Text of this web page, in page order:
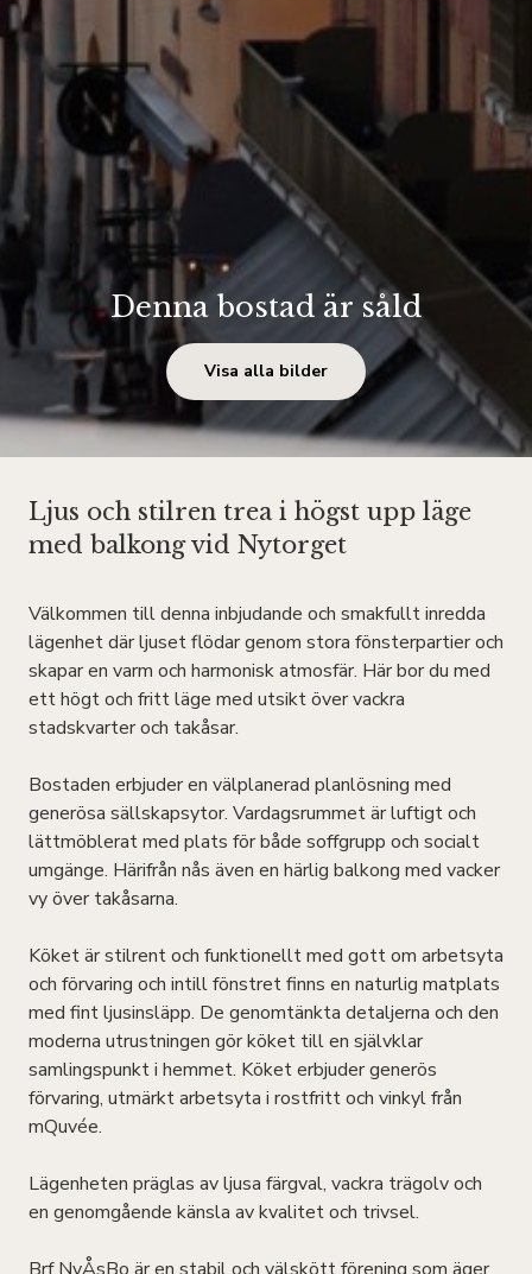
Denna bostad är såld
Visa alla bilder
Ljus och stilren trea i högst upp läge
med balkong vid Nytorget
Välkommen till denna inbjudande och smakfullt inredda
lägenhet där ljuset flödar genom stora fönsterpartier och
skapar en varm och harmonisk atmosfär. Här bor du med
ett högt och fritt läge med utsikt över vackra
stadskvarter och takåsar.
Bostaden erbjuder en välplanerad planlösning med
generösa sällskapsytor. Vardagsrummet är luftigt och
lättmöblerat med plats för både soffgrupp och socialt
umgänge. Härifrån nås även en härlig balkong med vacker
vy över takåsarna.
Köket är stilrent och funktionellt med gott om arbetsyta
och förvaring och intill fönstret finns en naturlig matplats
med fint ljusinsläpp. De genomtänkta detaljerna och den
moderna utrustningen gör köket till en självklar
samlingspunkt i hemmet. Köket erbjuder generös
förvaring, utmärkt arbetsyta i rostfritt och vinkyl från
mQuvée.
Lägenheten präglas av ljusa färgval, vackra trägolv och
en genomgående känsla av kvalitet och trivsel.
Brf NyÅsBo är en stabil och välskött förening som äger